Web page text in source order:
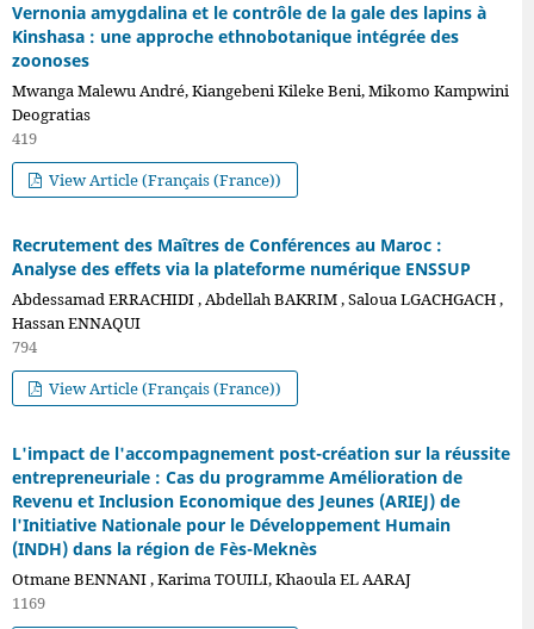
Vernonia amygdalina et le contrôle de la gale des lapins à
Kinshasa : une approche ethnobotanique intégrée des
zoonoses
Mwanga Malewu André, Kiangebeni Kileke Beni, Mikomo Kampwini
Deogratias
419
View Article (Français (France))
Recrutement des Maîtres de Conférences au Maroc :
Analyse des effets via la plateforme numérique ENSSUP
Abdessamad ERRACHIDI , Abdellah BAKRIM , Saloua LGACHGACH ,
Hassan ENNAQUI
794
View Article (Français (France))
L'impact de l'accompagnement post-création sur la réussite
entrepreneuriale : Cas du programme Amélioration de
Revenu et Inclusion Economique des Jeunes (ARIEJ) de
l'Initiative Nationale pour le Développement Humain
(INDH) dans la région de Fès-Meknès
Otmane BENNANI , Karima TOUILI, Khaoula EL AARAJ
1169